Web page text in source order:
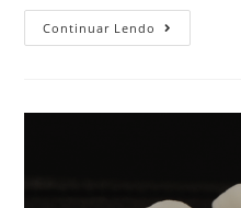
Continuar Lendo